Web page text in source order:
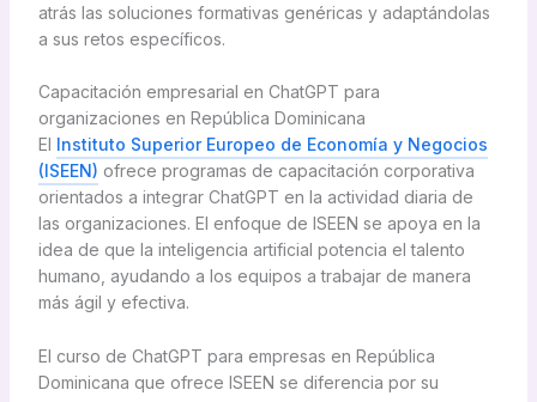
atrás las soluciones formativas genéricas y adaptándolas
a sus retos específicos.
Capacitación empresarial en ChatGPT para
organizaciones en República Dominicana
El Instituto Superior Europeo de Economía y Negocios
(ISEEN) ofrece programas de capacitación corporativa
orientados a integrar ChatGPT en la actividad diaria de
las organizaciones. El enfoque de ISEEN se apoya en la
idea de que la inteligencia artificial potencia el talento
humano, ayudando a los equipos a trabajar de manera
más ágil y efectiva.
El curso de ChatGPT para empresas en República
Dominicana que ofrece ISEEN se diferencia por su